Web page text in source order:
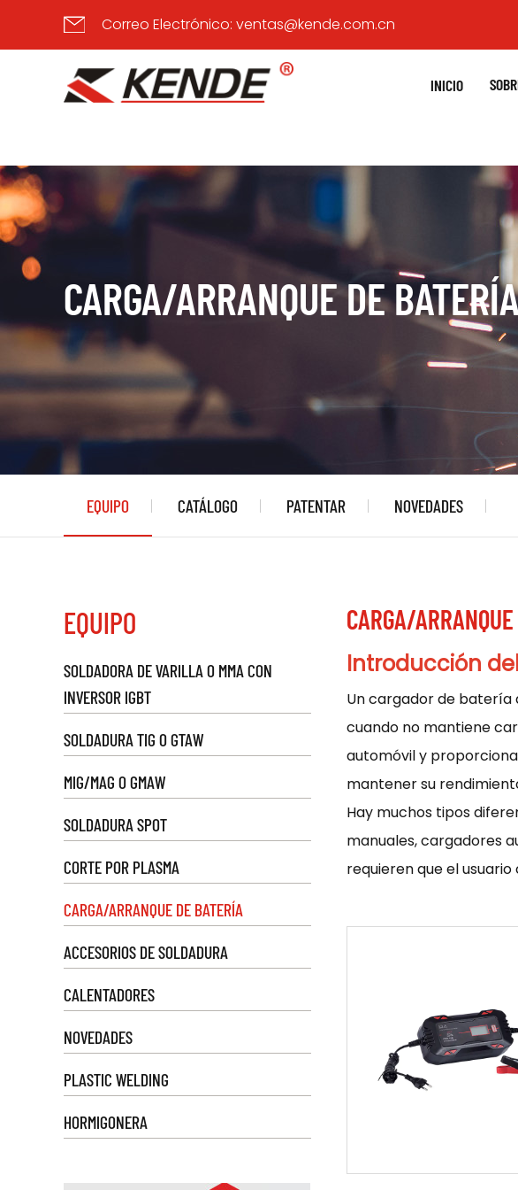
Correo Electrónico: ventas@kende.com.cn
INICIO
CARGA/ARRANQUE DE
EQUIPO CATÁLOGO PATENTAR NOVEDADES
EQUIPO
SOLDADORA DE VARILLA O MMA CON
INVERSOR IGBT
SOLDADURA TIG O GTAW
MIG/MAG O GMAW
SOLDADURA SPOT
CORTE POR PLASMA
CARGA/ARRANQUE DE BATERÍA
ACCESORIOS DE SOLDADURA
CALENTADORES
NOVEDADES
PLASTIC WELDING
HORMIGONERA
CARGA/
Introducción
Uncargador de batería
cuando no mantiene
automóvil y
mantener su
Hay muchos tipos
manuales, cargadores
requieren que el
cargadores lentos
el fabricante. Por lo
carga adecuada e
el equipo de
Los cargadores de
automóvil esté siempre